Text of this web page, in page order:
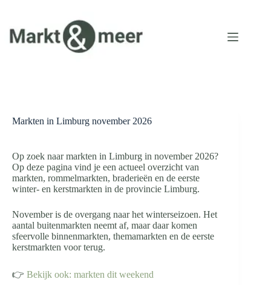
de
inhoud
Markten in Limburg november 2026
Op zoek naar markten in Limburg in november 2026?
Op deze pagina vind je een actueel overzicht van
markten, rommelmarkten, braderieën en de eerste
winter- en kerstmarkten in de provincie Limburg.
November is de overgang naar het winterseizoen. Het
aantal buitenmarkten neemt af, maar daar komen
sfeervolle binnenmarkten, themamarkten en de eerste
kerstmarkten voor terug.
👉 Bekijk ook: markten dit weekend